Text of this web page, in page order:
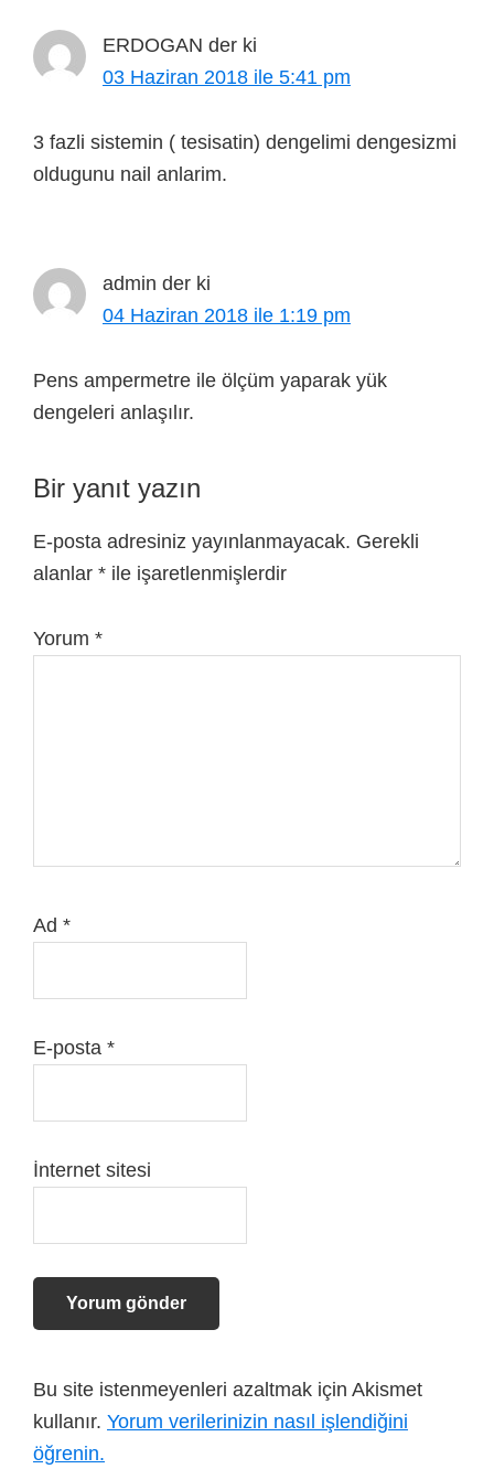
ERDOGAN der ki
03 Haziran 2018 ile 5:41 pm
3 fazli sistemin ( tesisatin) dengelimi dengesizmi
oldugunu nail anlarim.
admin der ki
04 Haziran 2018 ile 1:19 pm
Pens ampermetre ile ölçüm yaparak yük
dengeleri anlaşılır.
Bir yanıt yazın
E-posta adresiniz yayınlanmayacak. Gerekli
alanlar * ile işaretlenmişlerdir
Yorum *
Ad *
E-posta *
İnternet sitesi
Bu site istenmeyenleri azaltmak için Akismet
kullanır. Yorum verilerinizin nasıl işlendiğini
öğrenin.